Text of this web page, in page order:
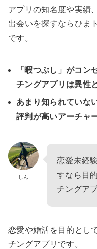
アプリの知名度や実績
出会いを探すならひま
です。
「暇つぶし」がコン
チングアプリは異性
あまり知られていな
評判が高いアーチャ
しん
恋愛未経
すなら目
チングア
恋愛や婚活を目的とし
チングアプリです。